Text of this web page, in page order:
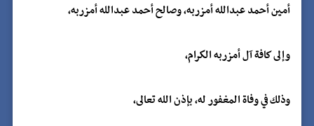
أمين أحمد عبدالله أمزربه، وصالح أحمد عبدالله أمزربه،
وإلى كافة آل أمزربه الكرام،
وذلك في وفاة المغفور له، بإذن الله تعالى،